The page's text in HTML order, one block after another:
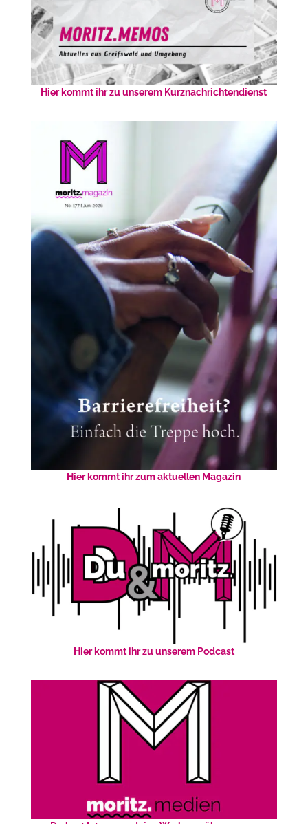
Hier kommt ihr zu unserem Kurznachrichtendienst
Hier kommt ihr zum aktuellen Magazin
Hier kommt ihr zu unserem Podcast